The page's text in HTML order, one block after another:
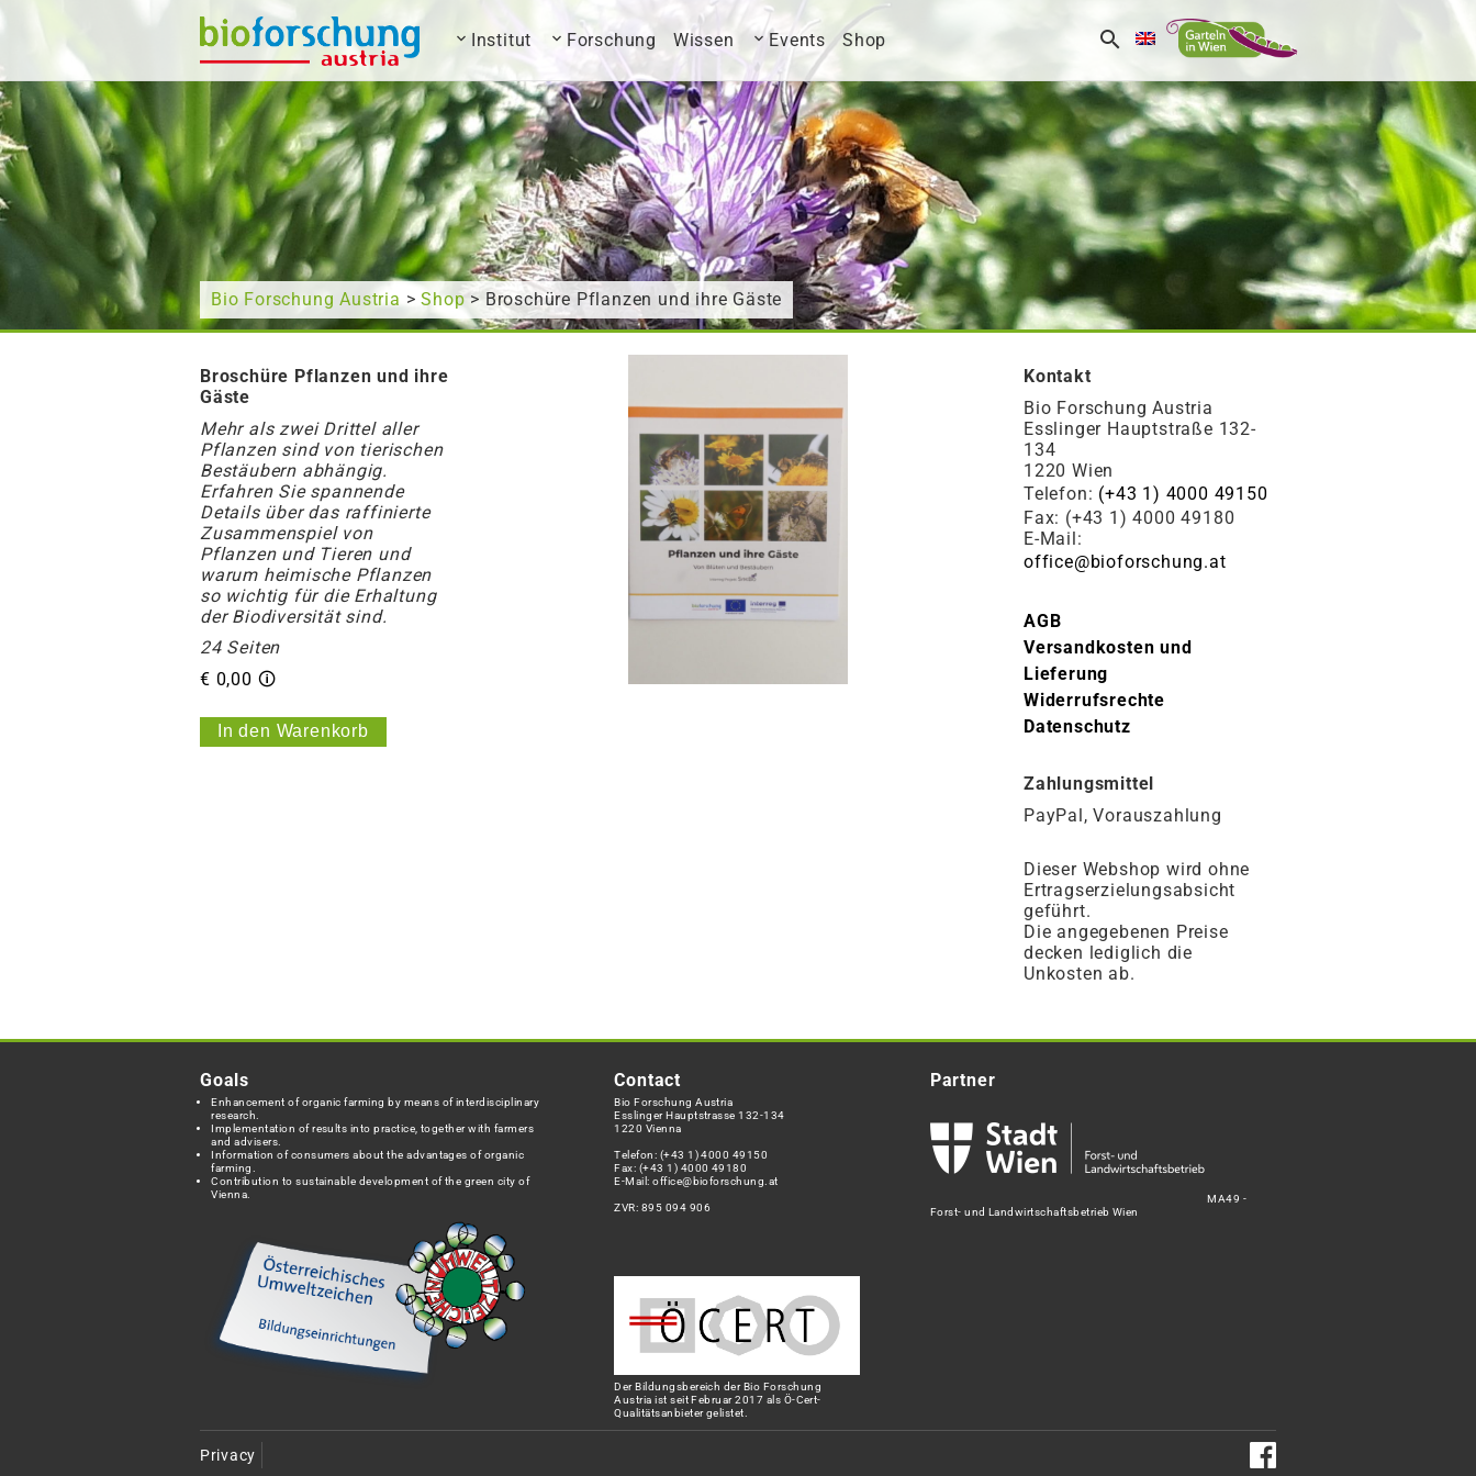
What are you looking for? Institut Forschung Wissen Events Shop
Bio Forschung Austria >Shop > Broschüre Pflanzen und ihre Gäste
Broschüre Pflanzen und ihre
Gäste
Mehr als zwei Drittel aller
Pflanzen sind von tierischen
Bestäubern abhängig.
Erfahren Sie spannende
Details über das raffinierte
Zusammenspiel von
Pflanzen und Tieren und
warum heimische Pflanzen
so wichtig für die Erhaltung
der Biodiversität sind.
24 Seiten
€ 0,00 🛈
Kontakt
Bio Forschung Austria
Esslinger Hauptstraße 132-
134
1220 Wien
Telefon: (+43 1) 4000 49150
Fax: (+43 1) 4000 49180
E-Mail:
office@bioforschung.at
AGB
Versandkosten und
Lieferung
Widerrufsrechte
Datenschutz
Zahlungsmittel
PayPal, Vorauszahlung
Dieser Webshop wird ohne
Ertragserzielungsabsicht
geführt.
Die angegebenen Preise
decken lediglich die
Unkosten ab.
Goals
Enhancement of organic farming by means of interdisciplinary
research.
Implementation of results into practice, together with farmers
and advisers.
Information of consumers about the advantages of organic
farming.
Contribution to sustainable development of the green city of
Vienna.
Contact
Bio Forschung Austria
Esslinger Hauptstrasse 132-134
1220 Vienna
Telefon: (+43 1) 4000 49150
Fax: (+43 1) 4000 49180
E-Mail:office@bioforschung.at
ZVR: 895 094 906
Der Bildungsbereich der Bio Forschung
Austria ist seit Februar 2017 als Ö-Cert-
Qualitätsanbieter gelistet.
Partner
MA49 -
Forst- und Landwirtschaftsbetrieb Wien
Privacy